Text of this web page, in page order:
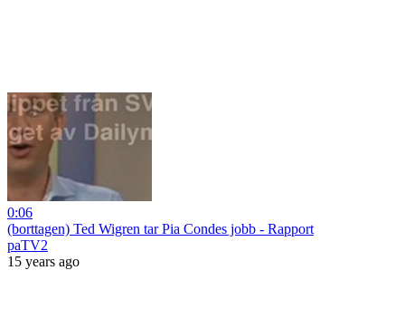
0:06
(borttagen) Ted Wigren tar Pia Condes jobb - Rapport
paTV2
15 years ago